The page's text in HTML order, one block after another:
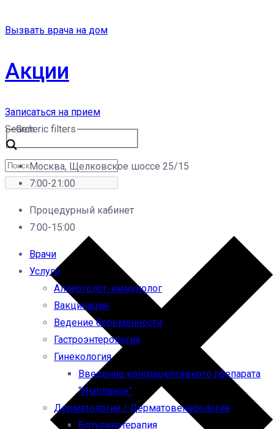
Вызвать врача на дом
Акции
Записаться на прием
Search
Generic filters
Москва, Щелковское шоссе 25/15
7:00-21:00
Процедурный кабинет
7:00-15:00
Врачи
Услуги
Аллерголог-иммунолог
Вакцинация
Ведение беременности
Гастроэнтерология
Гинекология
Введение контрацептивного препарата
“Импланон”
Дерматология / Дерматовенерология
Ботулинотерапия